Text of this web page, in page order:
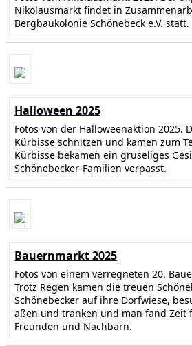
Nikolausmarkt findet in
Bergbaukolonie Schönebeck e.V. statt.
Halloween 2025
Fotos von der Halloweenaktion 2025.
Kürbisse schnitzen und kamen zum
Kürbisse bekamen ein gruseliges
Schönebecker-Familien verpasst.
Bauernmarkt 2025
Fotos von einem verregneten 20.
Trotz Regen kamen die treuen
Schönebecker auf ihre Dorfwiese,
aßen und tranken und man fand Zeit
Freunden und Nachbarn.